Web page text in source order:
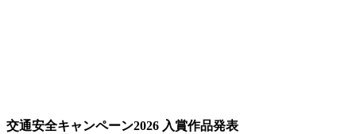
交通安全キャンペーン2026 入賞作品発表